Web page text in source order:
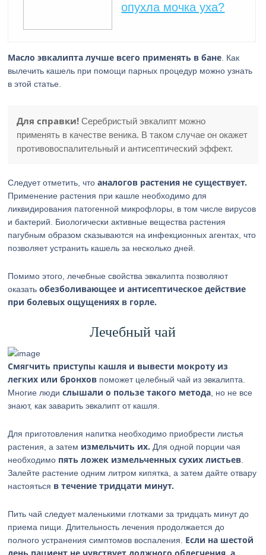
опухла мочка уха?
Масло эвкалипта лучше всего применять в бане . Как
вылечить кашель при помощи парных процедур можно узнать
в этой статье.
Для справки! Серебристый эвкалипт можно
применять в качестве веника. В таком случае он окажет
противовоспалительный и антисептический эффект.
Следует отметить, чтоаналогов растения не существует.
Применение растения при кашле необходимо для
ликвидирования патогенной микрофлоры, в том числе вирусов
и бактерий. Биологически активные вещества растения
пагубным образом сказываются на инфекционных агентах, что
позволяет устранить кашель за несколько дней.
Помимо этого, лечебные свойства эвкалипта позволяют
оказатьобезболивающее и антисептическое действие
при болевых ощущениях в горле.
Лечебный чай
Смягчить приступы кашля и вывести мокроту из
легких или бронхов поможет целебный чай из эвкалипта.
Многие людислышали о пользе такого метода , но не все
знают, как заварить эвкалипт от кашля.
Для приготовления напитка необходимо приобрести листья
растения, а затем измельчить их. Для одной порции чая
необходимо пять ложек измельченных сухих листьев
Залейте растение одним литром кипятка, а затем дайте отвару
настояться в течение тридцати минут.
Пить чай следует маленькими глотками за тридцать минут до
приема пищи. Длительность лечения продолжается до
полного устранения симптомов воспаления. Если на шестой